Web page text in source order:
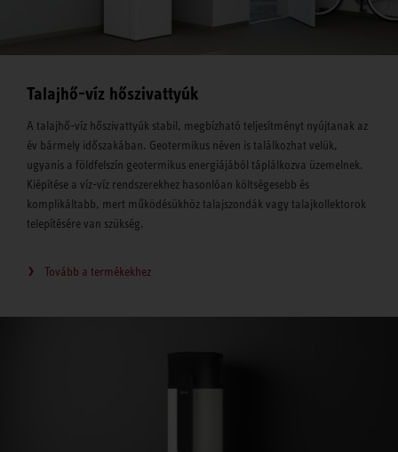
Talajhő-víz hőszivattyúk
A talajhő-víz hőszivattyúk stabil, megbízható teljesítményt nyújtanak az
év bármely időszakában. Geotermikus néven is találkozhat velük,
ugyanis a földfelszín geotermikus energiájából táplálkozva üzemelnek.
Kiépítése a víz-víz rendszerekhez hasonlóan költségesebb és
komplikáltabb, mert működésükhöz talajszondák vagy talajkollektorok
telepítésére van szükség.
Tovább a termékekhez